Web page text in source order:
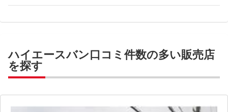
ハイエースバン口コミ件数の多い販売店
を探す